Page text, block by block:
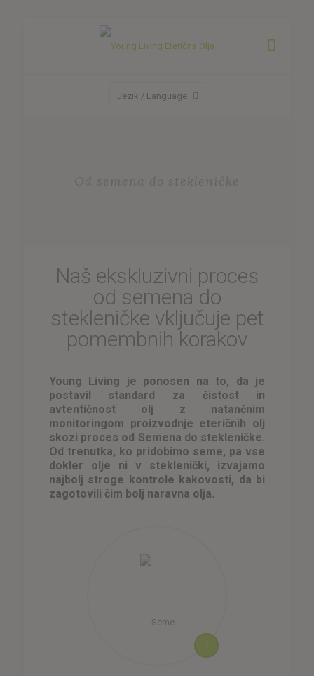
Jezik / Language
Naš ekskluzivni proces
od semena do
stekleničke vključuje pet
pomembnih korakov
Young Living je ponosen na to, da je
postavil standard za čistost in
avtentičnost olj z natančnim
monitoringom proizvodnje eteričnih olj
skozi proces od Semena do stekleničke.
Od trenutka, ko pridobimo seme, pa vse
dokler olje ni v steklenički, izvajamo
najbolj stroge kontrole kakovosti, da bi
zagotovili čim bolj naravna olja.
1